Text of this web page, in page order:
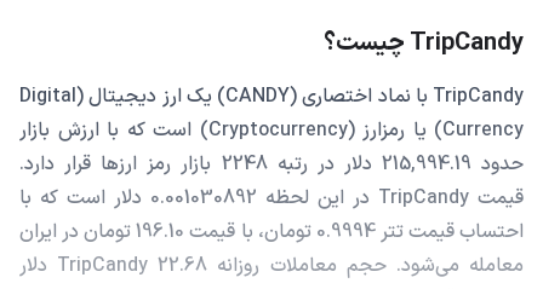
TripCandy چیست؟
TripCandy با نماد اختصاری (CANDY) یک ارز دیجیتال (Digital
Currency) یا رمزارز (Cryptocurrency) است که با ارزش بازار
حدود 215,994.19 دلار در رتبه 2248 بازار رمز ارزها قرار دارد.
قیمت TripCandy در این لحظه 0.001030892 دلار است که با
احتساب قیمت تتر 0.9994 تومان، با قیمت 196.10 تومان در ایران
معامله می‌شود. حجم معاملات روزانه TripCandy 22.68 دلار